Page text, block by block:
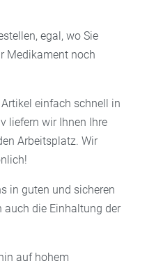
egal, wo Sie
Medikament noch
einfach schnell in
liefern wir Ihnen Ihre
Arbeitsplatz. Wir
in guten und sicheren
auch die Einhaltung der
auf hohem